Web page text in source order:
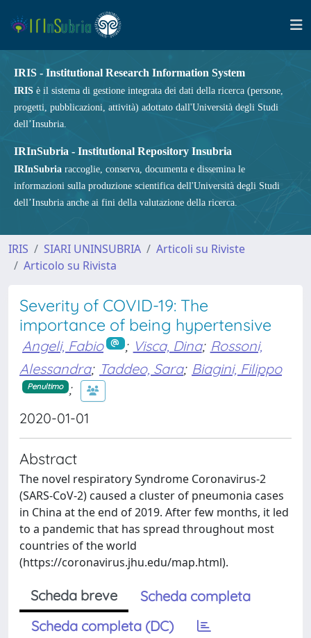
IRIS - Institutional Research Information System
IRIS è il sistema di gestione integrata dei dati della ricerca (persone,
progetti, pubblicazioni, attività) adottato dall'Università degli Studi
dell’Insubria.
IRInSubria - Institutional Repository Insubria
IRInSubria raccoglie, conserva, documenta e dissemina le
informazioni sulla produzione scientifica dell'Università degli Studi
dell’Insubria anche ai fini della valutazione della ricerca.
IRIS SIARI UNINSUBRIA
Articoli su Riviste
Articolo su Rivista
Severity of COVID-19: The
importance of being hypertensive
Angeli, Fabio ; Visca, Dina; Rossoni,
Alessandra; Taddeo, Sara; Biagini, Filippo
Penultimo ;
2020-01-01
Abstract
The novel respiratory Syndrome Coronavirus-2
(SARS-CoV-2) caused a cluster of pneumonia cases
in China at the end of 2019. After few months, it led
to a pandemic that has spread throughout most
countries of the world
(https://coronavirus.jhu.edu/map.html).
Scheda breve
Scheda completa
Scheda completa (DC)